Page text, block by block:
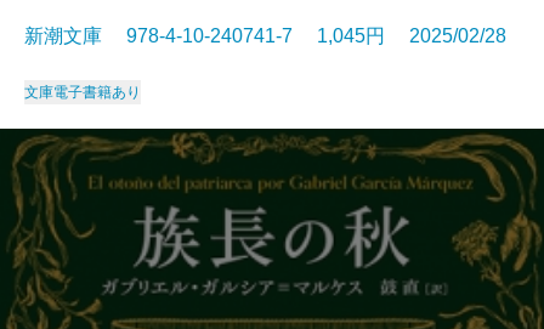
新潮文庫 978-4-10-240741-7 1,045円 2025/02/28
文庫電子書籍あり